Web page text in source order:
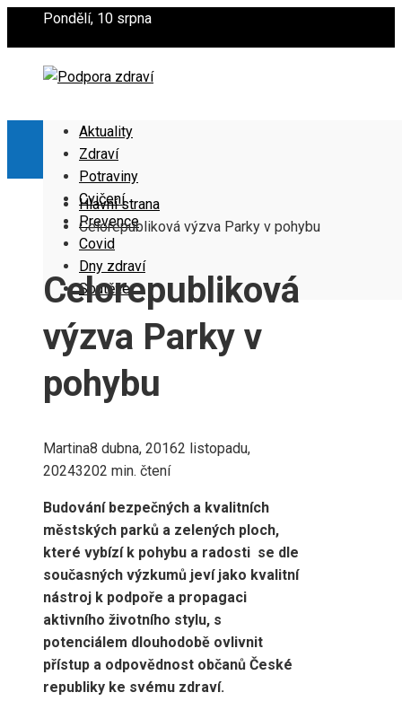
Pondělí, 10 srpna
Aktuality
Zdraví
Potraviny
Cvičení
Prevence
Covid
Dny zdraví
Soutěže
Hlavní strana
Celorepubliková výzva Parky v pohybu
Celorepubliková
výzva Parky v
pohybu
Martina8 dubna, 20162 listopadu,
20243202 min. čtení
Budování bezpečných a kvalitních
městských parků a zelených ploch,
které vybízí k pohybu a radosti se dle
současných výzkumů jeví jako kvalitní
nástroj k podpoře a propagaci
aktivního životního stylu, s
potenciálem dlouhodobě ovlivnit
přístup a odpovědnost občanů České
republiky ke svému zdraví.